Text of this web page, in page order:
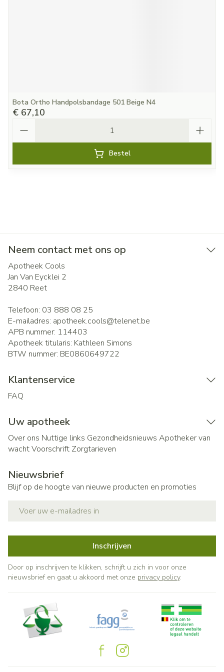
Bota Ortho Handpolsbandage 501 Beige N4
€ 67,10
Bestel
Neem contact met ons op
Apotheek Cools
Jan Van Eycklei 2
2840 Reet
Telefoon: 03 888 08 25
E-mailadres: apotheek.cools@telenet.be
APB nummer: 114403
Apotheek titularis: Kathleen Simons
BTW nummer: BE0860649722
Klantenservice
FAQ
Uw apotheek
Over ons Nuttige links Gezondheidsnieuws Apotheker van
wachtVoorschrift Zorgtarieven
Nieuwsbrief
Blijf op de hoogte van nieuwe producten en promoties
Inschrijven
Door op inschrijven te klikken, schrijft u zich in voor onze
nieuwsbrief en gaat u akkoord met onze privacy policy.